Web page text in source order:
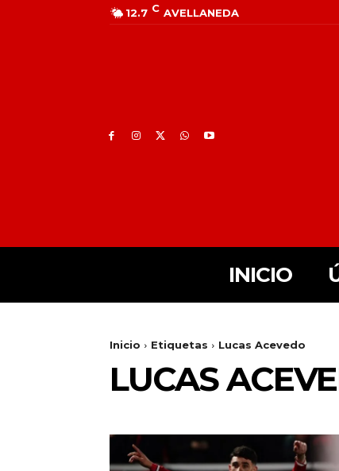
12.7 C AVELLANEDA
INICIO
Inicio Etiquetas Lucas Acevedo
LUCAS